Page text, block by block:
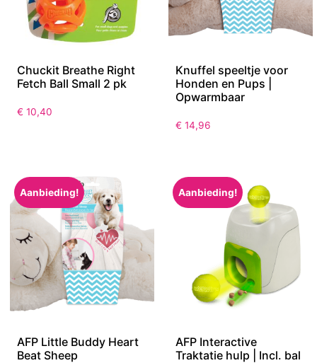
Chuckit Breathe Right
Fetch Ball Small 2 pk
€ 10,40
Knuffel speeltje voor
Honden en Pups |
Opwarmbaar
€ 14,96
Aanbieding!
AFP Little Buddy Heart
Beat Sheep
Aanbieding!
AFP Interactive
Traktatie hulp | Incl. bal